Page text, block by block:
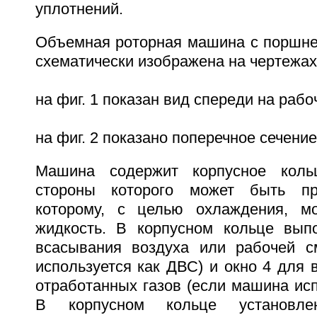
уплотнений.
Объемная роторная машина с
схематически изображена на
на фиг. 1 показан вид спереди на
на фиг. 2 показано поперечное
Машина содержит корпусное
стороны которого может быть
которому, с целью охлаждения,
жидкость. В корпусном кольце
всасывания воздуха или рабочей
используется как ДВС) и окно 4 для
отработанных газов (если машина
В корпусном кольце